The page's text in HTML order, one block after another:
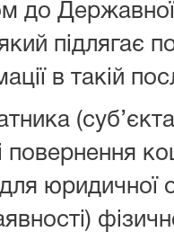
до Державної
підлягає
в такій
юридичної